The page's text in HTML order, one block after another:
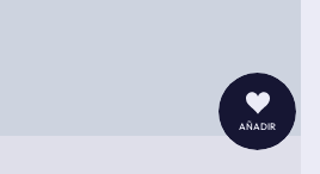
añadir